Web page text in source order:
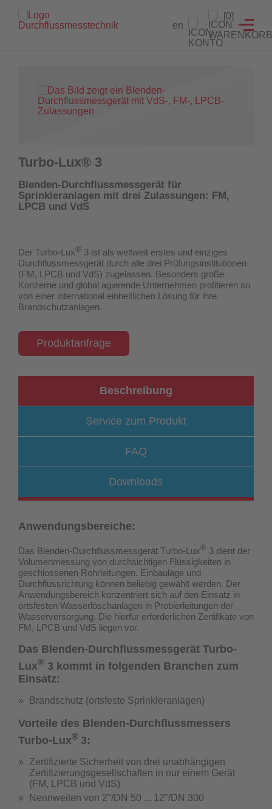
en
[0]
Turbo-Lux® 3
Blenden-Durchflussmessgerät für
Sprinkleranlagen mit drei Zulassungen: FM,
LPCB und VdS
Der Turbo-Lux® 3 ist als weltweit erstes und einziges
Durchflussmessgerät durch alle drei Prüfungsinstitutionen
(FM, LPCB und VdS) zugelassen. Besonders große
Konzerne und global agierende Unternehmen profitieren so
von einer international einheitlichen Lösung für ihre
Brandschutzanlagen.
Produktanfrage
Beschreibung
Service zum Produkt
FAQ
Downloads
Anwendungsbereiche:
Das Blenden-Durchflussmessgerät Turbo-Lux® 3 dient der
Volumenmessung von durchsichtigen Flüssigkeiten in
geschlossenen Rohrleitungen. Einbaulage und
Durchflussrichtung können beliebig gewählt werden. Der
Anwendungsbereich konzentriert sich auf den Einsatz in
ortsfesten Wasserlöschanlagen in Probierleitungen der
Wasserversorgung. Die hierfür erforderlichen Zertifikate von
FM, LPCB und VdS liegen vor.
Das Blenden-Durchflussmessgerät Turbo-
Lux®3 kommt in folgenden Branchen zum
Einsatz:
Brandschutz (ortsfeste Sprinkleranlagen)
Vorteile des Blenden-Durchflussmessers
Turbo-Lux® 3:
Zertifizierte Sicherheit von drei unabhängigen
Zertifizierungsgesellschaften in nur einem Gerät
(FM, LPCB und VdS)
Nennweiten von 2"/DN 50 ... 12"/DN 300
Hydrantenprüfgerät Löschwasserversorgung
Wandhydrantenprüfgerät
Durchflussmessgeräte für Sprinkleranlagen
Hydrantenprüfgeräte für die Löschwasserversorgung
UW3 Serie Überwachungsschalter
Maschinistenausbildung
Wartung und Reparatur
Zertifikatsgenerator